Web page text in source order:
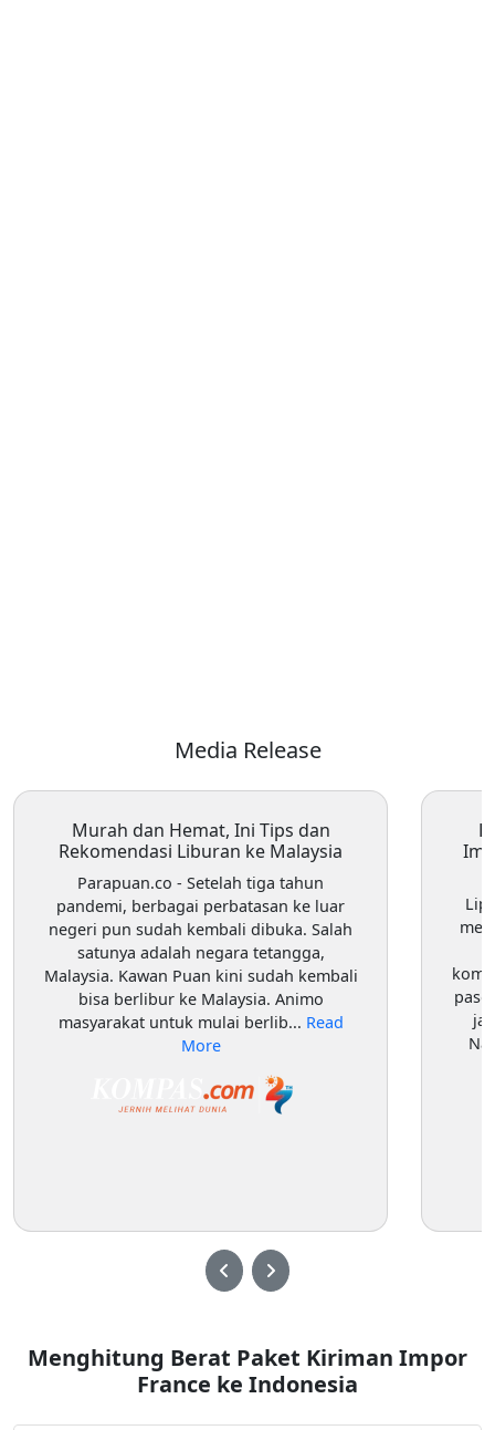
Media Release
Murah dan Hemat, Ini Tips dan
Rekomendasi Liburan ke Malaysia
Parapuan.co - Setelah tiga tahun
pandemi, berbagai perbatasan ke luar
negeri pun sudah kembali dibuka. Salah
satunya adalah negara tetangga,
Malaysia. Kawan Puan kini sudah kembali
bisa berlibur ke Malaysia. Animo
masyarakat untuk mulai berlib... Read
More
Menghitung Berat Paket Kiriman Impor
France ke Indonesia